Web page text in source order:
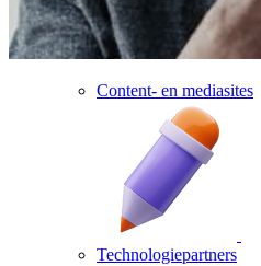
Content- en mediasites
Technologiepartners